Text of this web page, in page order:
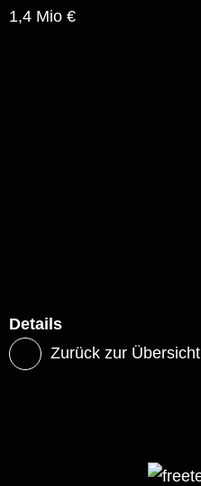
1,4 Mio €
Details
Zurück zur Übersicht